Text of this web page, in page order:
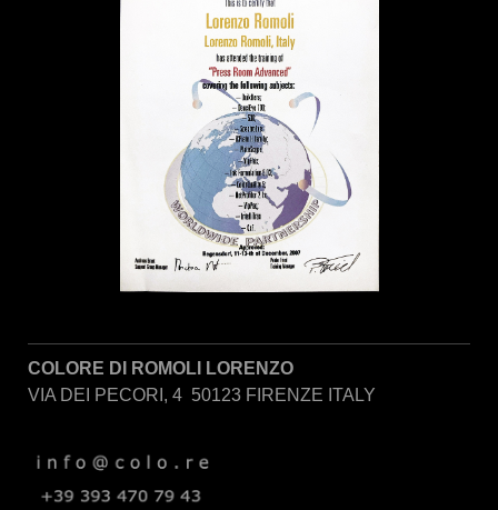
COLORE DI ROMOLI LORENZO
VIA DEI PECORI, 4 50123 FIRENZE ITALY